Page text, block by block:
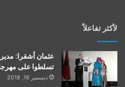
لأكثر تفاعلاً
عثمان أشقرا:
تسلطوا على
ديسمبر 16, 2018